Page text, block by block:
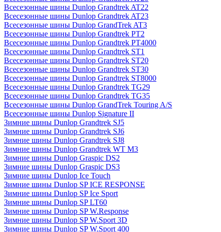
Всесезонные шины Dunlop Grandtrek AT22
Всесезонные шины Dunlop Grandtrek AT23
Всесезонные шины Dunlop GrandTrek AT3
Всесезонные шины Dunlop Grandtrek PT2
Всесезонные шины Dunlop Grandtrek PT4000
Всесезонные шины Dunlop Grandtrek ST1
Всесезонные шины Dunlop Grandtrek ST20
Всесезонные шины Dunlop Grandtrek ST30
Всесезонные шины Dunlop Grandtrek ST8000
Всесезонные шины Dunlop Grandtrek TG29
Всесезонные шины Dunlop Grandtrek TG35
Всесезонные шины Dunlop GrandTrek Touring A/S
Всесезонные шины Dunlop Signature II
Зимние шины Dunlop Grandtrek SJ5
Зимние шины Dunlop Grandtrek SJ6
Зимние шины Dunlop Grandtrek SJ8
Зимние шины Dunlop Grandtrek WT M3
Зимние шины Dunlop Graspic DS2
Зимние шины Dunlop Graspic DS3
Зимние шины Dunlop Ice Touch
Зимние шины Dunlop SP ICE RESPONSE
Зимние шины Dunlop SP Ice Sport
Зимние шины Dunlop SP LT60
Зимние шины Dunlop SP W.Response
Зимние шины Dunlop SP W.Sport 3D
Зимние шины Dunlop SP W.Sport 400